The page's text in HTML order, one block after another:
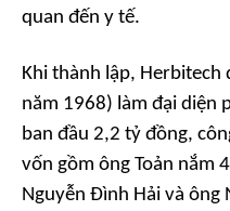
quan đến y tế.
Khi thành lập, Herbitech
năm 1968) làm đại diện
ban đầu 2,2 tỷ đồng,
vốn gồm ông Toản nắm
Nguyễn Đình Hải và ông